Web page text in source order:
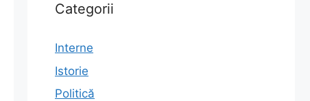
Categorii
Interne
Istorie
Politică